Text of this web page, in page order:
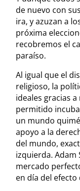
de nuevo con
ira, y azuzan a
próxima
recobremos el
paraíso.
Al igual que el
religioso, la
ideales gracias
permitido
un mundo
apoyo a la
del mundo,
izquierda. Adam
mercado
en día del efecto